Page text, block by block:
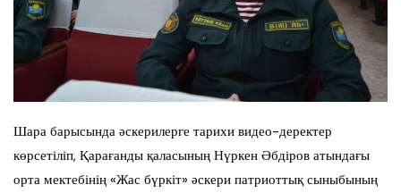
Шара барысында әскерилерге тарихи видео-деректер
көрсетіліп, Қарағанды қаласының Нүркен Әбдіров атындағы
орта мектебінің «Жас бүркіт» әскери патриоттық сыныбының